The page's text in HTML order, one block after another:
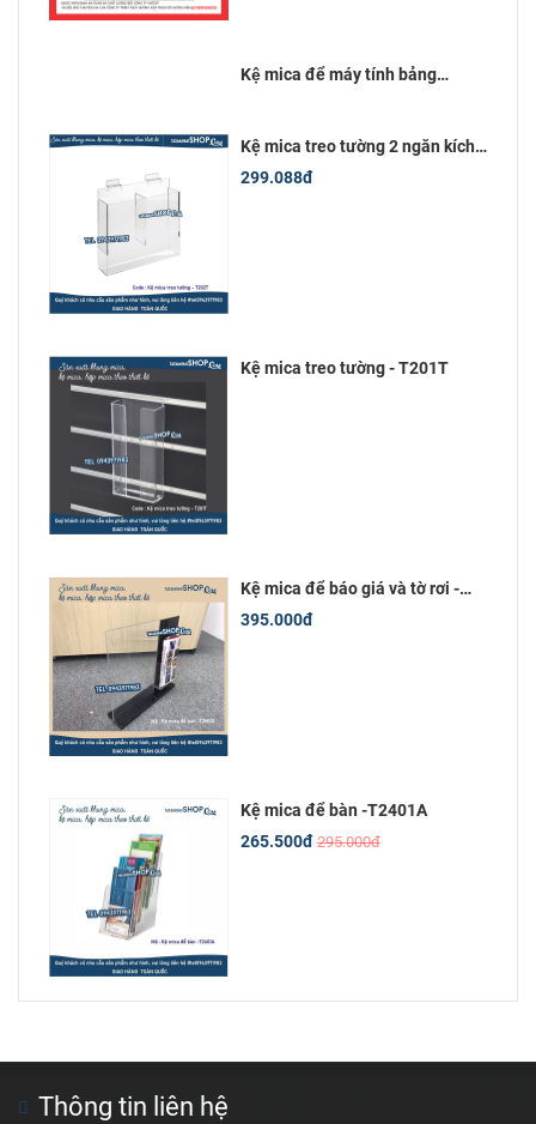
Kệ mica để máy tính bảng
Kệ mica treo tường 2 ngăn kích
thước 10x20 cm
299.088đ
Kệ mica treo tường - T201T
Kệ mica để báo giá và tờ rơi -
T2M101
395.000đ
Kệ mica để bàn -T2401A
265.500đ 295.000đ
Thông tin liên hệ